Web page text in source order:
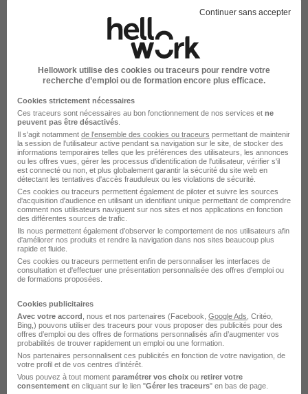
Rendre mon CV visible
Office National des Forêts recrute
autour de Bois-de-Haye
Office National des Forêts Nancy
Office National des Forêts Toul
Office National des Forêts Villers-lès-Nancy
L'emploi chez Office National des
Forêts par Ville
Office National des Forêts Cayenne
Office National des Forêts Maisons-Alfort
Office National des Forêts Fontainebleau
Office National des Forêts Ballan-Miré
Continuer sans accepter
Hellowork utilise des cookies ou traceurs pour rendre votre
recherche d’emploi ou de formation encore plus efficace.
Cookies strictement nécessaires
Ces traceurs sont nécessaires au bon fonctionnement de nos services et ne
peuvent pas être désactivés
Il s'agit notamment de l'ensemble des cookies ou traceurs permettant de maintenir
la session de l'utilisateur active pendant sa navigation sur le site, de stocker des
informations temporaires telles que les préférences des utilisateurs, les annonces
ou les offres vues, gérer les processus d'identification de l'utilisateur, vérifier s'il
est connecté ou non, et plus globalement garantir la sécurité du site web en
détectant les tentatives d'accès frauduleux ou les violations de sécurité.
Ces cookies ou traceurs permettent également de piloter et suivre les sources
d'acquisition d'audience en utilisant un identifiant unique permettant de comprendre
comment nos utilisateurs naviguent sur nos sites et nos applications en fonction
des différentes sources de trafic.
Ils nous permettent également d’observer le comportement de nos utilisateurs afin
d'améliorer nos produits et rendre la navigation dans nos sites beaucoup plus
rapide et fluide.
Ces cookies ou traceurs permettent enfin de personnaliser les interfaces de
consultation et d'effectuer une présentation personnalisée des offres d'emploi ou
de formations proposées.
Cookies publicitaires
Avec votre accord , nous et nos partenaires (Facebook, Google Ads , Critéo,
Bing,) pouvons utiliser des traceurs pour vous proposer des publicités pour des
offres d’emploi ou des offres de formations personnalisés afin d’augmenter vos
probabilités de trouver rapidement un emploi ou une formation.
Nos partenaires personnalisent ces publicités en fonction de votre navigation, de
votre profil et de vos centres d’intérêt.
Vous pouvez à tout moment paramétrer vos choix ou retirer votre
consentement en cliquant sur le lien "Gérer les traceurs" en bas de page.